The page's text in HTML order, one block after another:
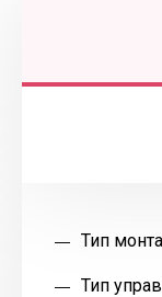
Тип
Тип